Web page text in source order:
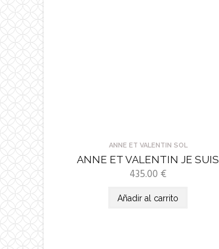
ANNE ET VALENTIN SOL
ANNE ET VALENTIN JE SUIS
435.00 €
Añadir al carrito